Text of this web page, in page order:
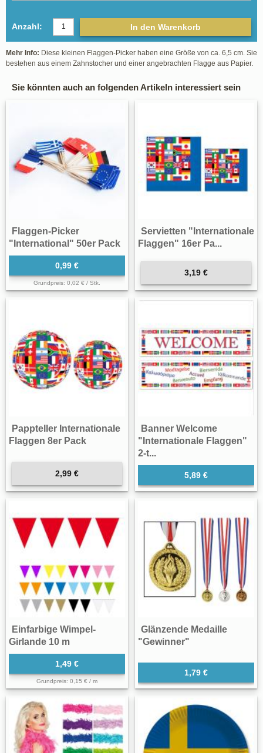
Anzahl: In den Warenkorb
Mehr Info: Diese kleinen Flaggen-Picker haben eine Größe von ca. 6,5 cm. Sie
bestehen aus einem Zahnstocher und einer angebrachten Flagge aus Papier.
Sie könnten auch an folgenden Artikeln interessiert sein
Flaggen-Picker
"International" 50er Pack
0,99 €
Grundpreis: 0,02 € / Stk.
Servietten "Internationale
Flaggen" 16er Pa...
3,19 €
Pappteller Internationale
Flaggen 8er Pack
2,99 €
Banner Welcome
"Internationale Flaggen"
2-t...
5,89 €
Einfarbige Wimpel-
Girlande 10 m
1,49 €
Grundpreis: 0,15 € / m
Glänzende Medaille
"Gewinner"
1,79 €